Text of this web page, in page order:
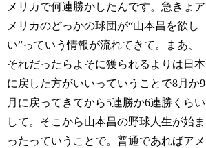
メリカで何連勝かしたんです。急きょア
メリカのどっかの球団が“山本昌を欲し
い”っていう情報が流れてきて。まあ、
それだったらよそに獲られるよりは日本
に戻した方がいいっていうことで8月か9
月に戻ってきてから5連勝か6連勝くらい
して。そこから山本昌の野球人生が始ま
ったっていうことで。普通であればアメ